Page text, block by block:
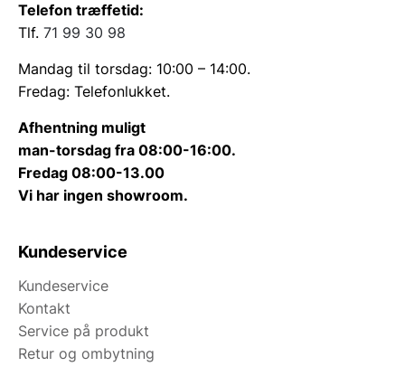
Telefon træffetid:
Tlf. 71 99 30 98
Mandag til torsdag: 10:00 – 14:00.
Fredag: Telefonlukket.
Afhentning muligt
man-torsdag fra 08:00-16:00.
Fredag 08:00-13.00
Vi har ingen showroom.
Kundeservice
Kundeservice
Kontakt
Service på produkt
Retur og ombytning